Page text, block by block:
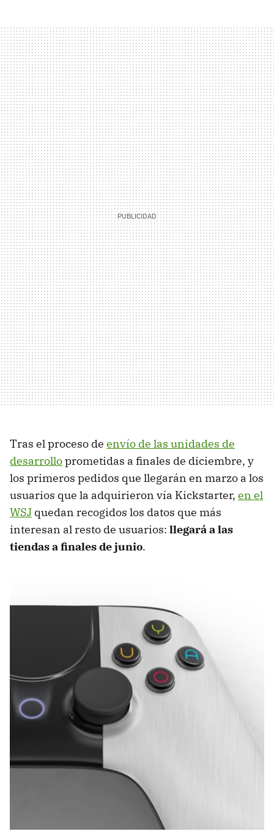
Tras el proceso de envío de las unidades de
desarrolloprometidas a finales de diciembre, y
los primeros pedidos que llegarán en marzo a los
usuarios que la adquirieron vía Kickstarter, en el
WSJ quedan recogidos los datos que más
interesan al resto de usuarios: llegará a las
tiendas a finales de junio.